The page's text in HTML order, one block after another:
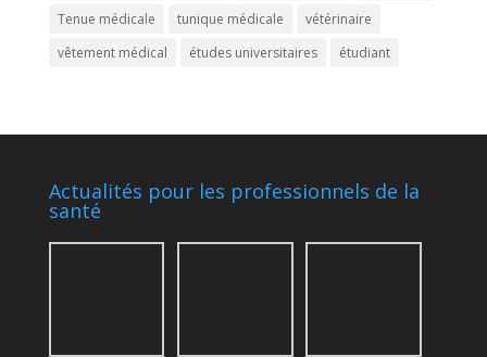
Tenue médicale
tunique médicale
vétérinaire
vêtement médical
études universitaires étudiant
Actualités pour les professionnels de la
santé